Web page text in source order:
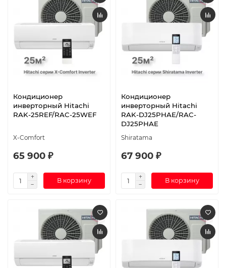
Кондиционер
инверторный Hitachi
RAK-25REF/RAC-25WEF
X-Comfort
65 900 ₽
В корзину
Кондиционер
инверторный Hitachi
RAK-DJ25PHAE/RAC-
DJ25PHAE
Shiratama
67 900 ₽
В корзину